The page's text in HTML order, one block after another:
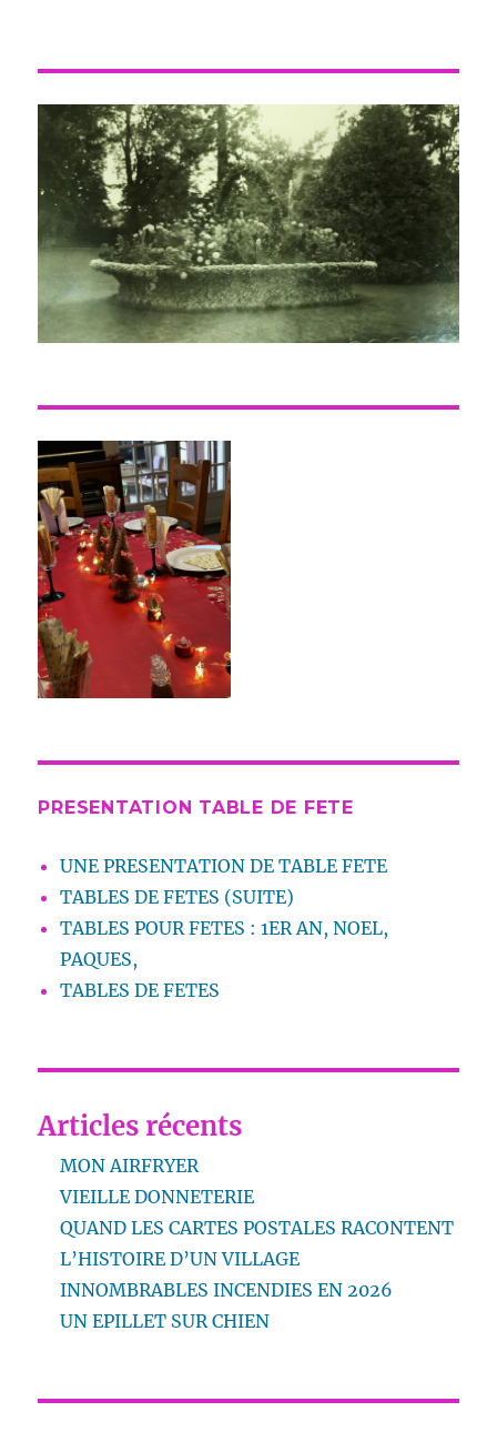
PRESENTATION TABLE DE FETE
UNE PRESENTATION DE TABLE FETE
TABLES DE FETES (SUITE)
TABLES POUR FETES : 1ER AN, NOEL,
PAQUES,
TABLES DE FETES
Articles récents
MON AIRFRYER
VIEILLE DONNETERIE
QUAND LES CARTES POSTALES RACONTENT
L’HISTOIRE D’UN VILLAGE
INNOMBRABLES INCENDIES EN 2026
UN EPILLET SUR CHIEN